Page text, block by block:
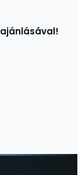
ajánlásával!